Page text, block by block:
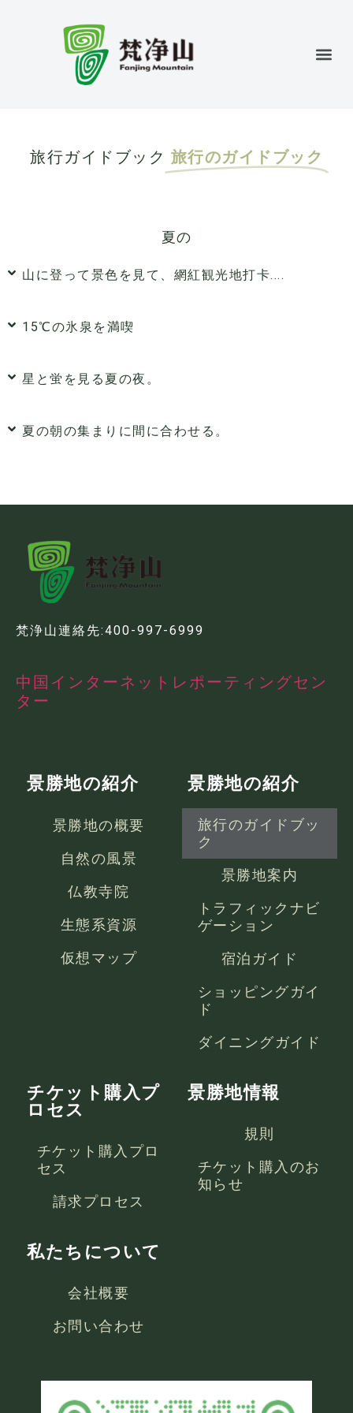
旅行ガイドブック 旅行のガイドブック
夏の
山に登って景色を見て、網紅観光地打卡....
15℃の氷泉を満喫
星と蛍を見る夏の夜。
夏の朝の集まりに間に合わせる。
梵浄山連絡先:400-997-6999
中国インターネットレポーティングセン
ター
景勝地の紹介
景勝地の概要
自然の風景
仏教寺院
生態系資源
仮想マップ
景勝地の紹介
旅行のガイドブッ
ク
景勝地案内
トラフィックナビ
ゲーション
宿泊ガイド
ショッピングガイ
ド
ダイニングガイド
チケット購入プ
ロセス
チケット購入プロ
セス
請求プロセス
景勝地情報
規則
チケット購入のお
知らせ
私たちについて
会社概要
お問い合わせ